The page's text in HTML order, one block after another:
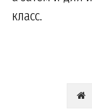
класс.